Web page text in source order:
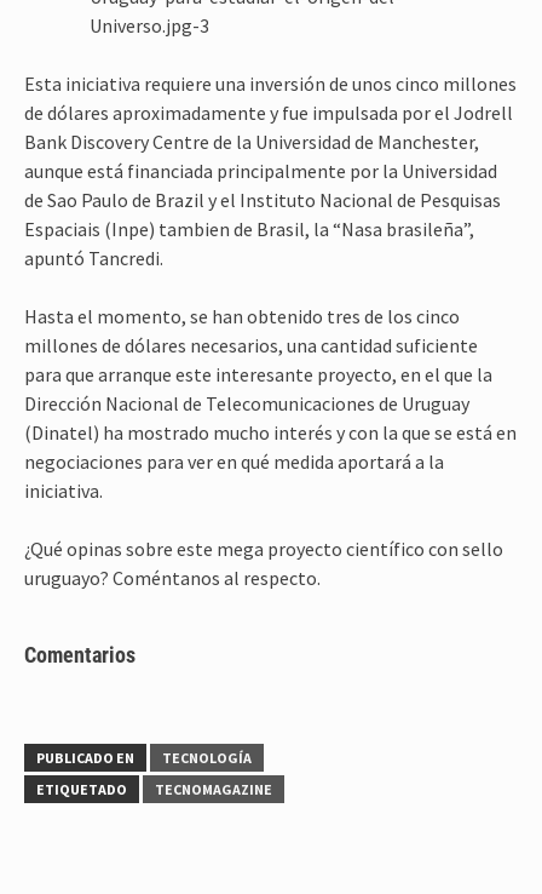
Esta iniciativa requiere una inversión de unos cinco millones
de dólares aproximadamente y fue impulsada por el Jodrell
Bank Discovery Centre de la Universidad de Manchester,
aunque está financiada principalmente por la Universidad
de Sao Paulo de Brazil y el Instituto Nacional de Pesquisas
Espaciais (Inpe) tambien de Brasil, la “Nasa brasileña”,
apuntó Tancredi.
Hasta el momento, se han obtenido tres de los cinco
millones de dólares necesarios, una cantidad suficiente
para que arranque este interesante proyecto, en el que la
Dirección Nacional de Telecomunicaciones de Uruguay
(Dinatel) ha mostrado mucho interés y con la que se está en
negociaciones para ver en qué medida aportará a la
iniciativa.
¿Qué opinas sobre este mega proyecto científico con sello
uruguayo? Coméntanos al respecto.
Comentarios
PUBLICADO EN
TECNOLOGÍA
ETIQUETADO
TECNOMAGAZINE